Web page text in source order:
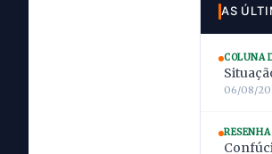
AS
COLUNA
06/08/